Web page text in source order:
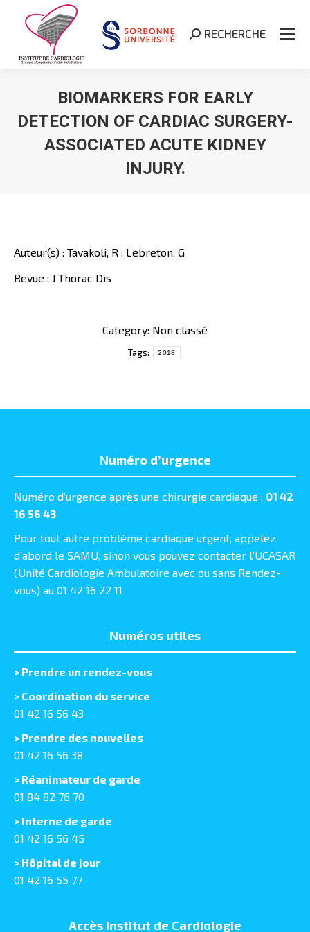
Search:
RECHERCHE
BIOMARKERS FOR EARLY
DETECTION OF CARDIAC SURGERY-
ASSOCIATED ACUTE KIDNEY
INJURY.
Auteur(s) : Tavakoli, R ; Lebreton, G
Revue : J Thorac Dis
Category: Non classé
Tags: 2018
Numéro d’urgence
Numéro d’urgence après une chirurgie cardiaque : 01 42
16 56 43
Pour tout autre problème cardiaque urgent, appelez
d’abord le SAMU, sinon vous pouvez contacter l’UCASAR
(Unité Cardiologie Ambulatoire avec ou sans Rendez-
vous) au 01 42 16 22 11
Numéros utiles
> Prendre un rendez-vous
> Coordination du service
01 42 16 56 43
> Prendre des nouvelles
01 42 16 56 38
> Réanimateur de garde
01 84 82 76 70
> Interne de garde
01 42 16 56 45
> Hôpital de jour
01 42 16 55 77
Accès Institut de Cardiologie